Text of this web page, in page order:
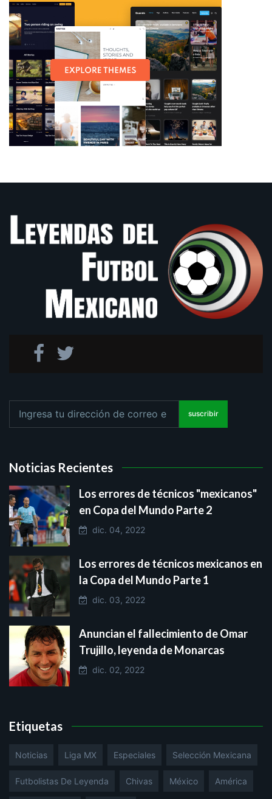
suscribir
Noticias Recientes
Los errores de técnicos "mexicanos"
en Copa del Mundo Parte 2
dic. 04, 2022
Los errores de técnicos mexicanos en
la Copa del Mundo Parte 1
dic. 03, 2022
Anuncian el fallecimiento de Omar
Trujillo, leyenda de Monarcas
dic. 02, 2022
Etiquetas
Noticias Liga MX Especiales Selección Mexicana
Futbolistas De Leyenda Chivas México América